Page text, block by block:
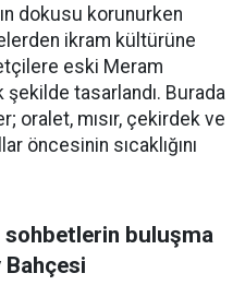
dokusu korunurken
ikram kültürüne
eski Meram
tasarlandı. Burada
oralet, mısır, çekirdek ve
öncesinin sıcaklığını
sohbetlerin buluşma
Bahçesi